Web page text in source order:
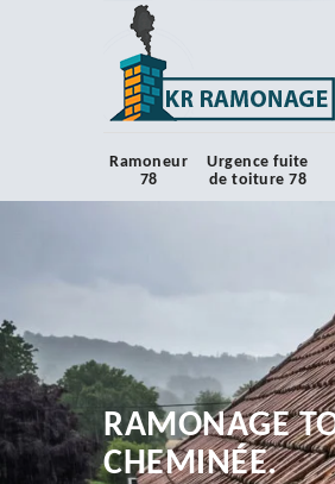
Ramoneur
78
Urgence fuite
de toiture 78
RAMONAGE
CHEMINÉE.